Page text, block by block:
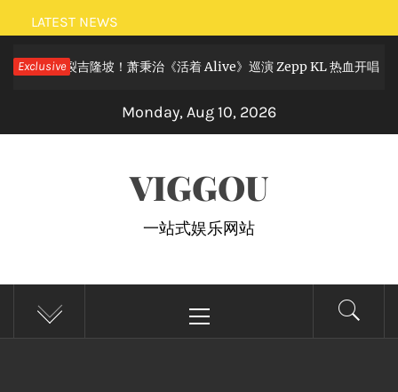
Skip
to
content
LATEST NEWS
Exclusive
滚狂欢炸裂吉隆坡！萧秉治《活着 Alive》巡演 Zepp KL 热血开唱
Monday, Aug 10, 2026
VIGGOU
一站式娱乐网站
Menu